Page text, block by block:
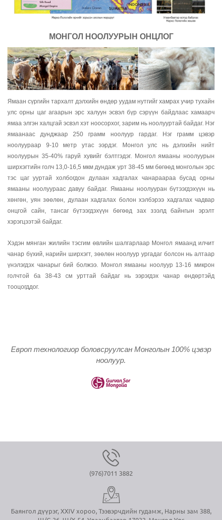
МОНГОЛ НООЛУУРЫН ОНЦЛОГ
Ямаан сүргийн тархалт дэлхийн өндөр уудам нутгийг хамрах учир тухайн
улс орны цаг агаарын эрс халуун эсвэл бүр сэрүүн байдлаас хамаарч
ямаа элгэн халцгай эсвэл хэт ноосорхог, зарим нь ноолууртай байдаг. Нэг
ямаанаас дунджаар 250 грамм ноолуур гардаг. Нэг грамм цэвэр
ноолуураар 9-10 метр утас ээрдэг. Монгол улс нь дэлхийн нийт
ноолуурын 35-40% гаруй хувийг бэлтгэдэг. Монгол ямааны ноолуурын
ширхэгтийн голч 13,0-16,5 мкм дундаж урт 38-45 мм бөгөөд монголын эрс
тэс цаг ууртай холбогдон дулаан хадгалах чанараараа бусад орны
ямааны ноолуураас давуу байдаг. Ямааны ноолууран бүтээгдэхүүн нь
хөнгөн, уян зөөлөн, дулаан хадгалах болон хэлбэрээ хадгалах чадвар
онцгой сайн, тансаг бүтээгдэхүүн бөгөөд зах зээлд байнгын эрэлт
хэрэгцээтэй байдаг.
Хэдэн мянган жилийн тэсгим өвлийн шалгарлаар Монгол ямаанд илчит
чанар бүхий, нарийн ширхэгт, зөөлөн ноолуур ургадаг болсон нь алтаар
үнэлэгдэх чанарыг бий болжээ. Монгол ямааны ноолуур 13-16 микрон
голчтой ба 38-43 см урттай байдаг нь ээрэгдэх чанар өндөртэйд
тооцогддог.
Европ технологиор боловсруулсан Монголын 100% цэвэр
ноолуур.
(976)7011 3882
Баянгол дүүрэг, XXIV хороо, Тээвэрчдийн гудамж, Нарны зам 388,